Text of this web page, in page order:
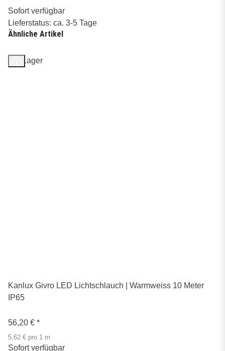
Sofort verfügbar
Lieferstatus: ca. 3-5 Tage
Ähnliche Artikel
Auf Lager
Kanlux Givro LED Lichtschlauch | Warmweiss 10 Meter
IP65
56,20 € *
5,62 € pro 1 m
Sofort verfügbar